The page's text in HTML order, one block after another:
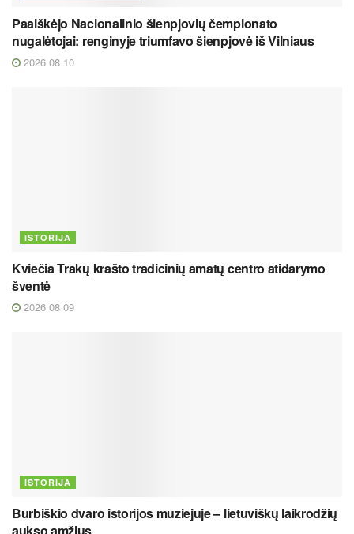
Paaiškėjo Nacionalinio šienpjovių čempionato
nugalėtojai: renginyje triumfavo šienpjovė iš Vilniaus
2026 08 10
ISTORIJA
Kviečia Trakų krašto tradicinių amatų centro atidarymo
šventė
2026 08 09
ISTORIJA
Burbiškio dvaro istorijos muziejuje – lietuviškų laikrodžių